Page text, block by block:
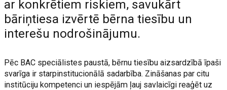
ar konkrētiem riskiem, savukārt
bāriņtiesa izvērtē bērna tiesību un
interešu nodrošinājumu.
Pēc BAC speciālistes paustā, bērnu tiesību aizsardzībā īpaši
svarīga ir starpinstitucionālā sadarbība. Zināšanas par citu
institūciju kompetenci un iespējām ļauj savlaicīgi reaģēt uz